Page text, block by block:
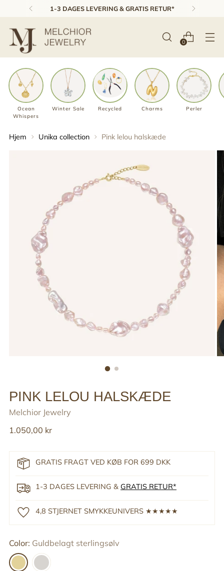
1-3 DAGES LEVERING & GRATIS RETUR*
0
Ocean
Whispers
Winter Sale Recycled Charms Perler
Hjem Unika collection Pink lelou halskæde
PINK LELOU HALSKÆDE
Melchior Jewelry
Reguler
1.050,00 kr
GRATIS FRAGT VED KØB FOR 699 DKK
1-3 DAGES LEVERING & GRATIS RETUR*
4,8 STJERNET SMYKKEUNIVERS ★★★★★
Color: Guldbelagt sterlingsølv